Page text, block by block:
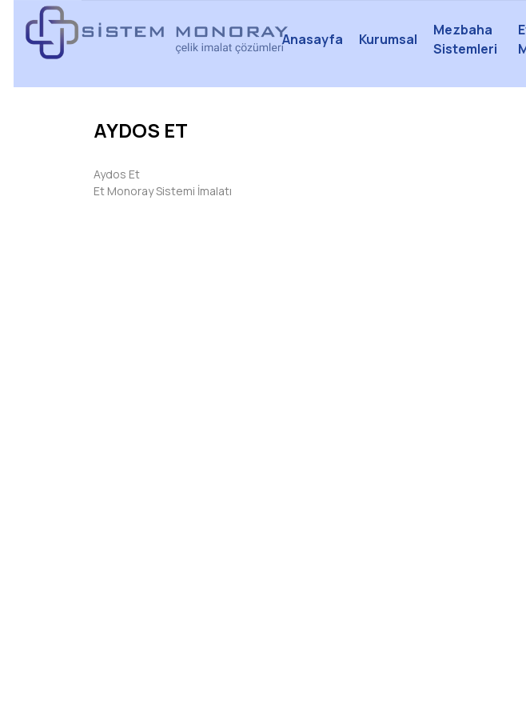
AYDOS ET
Aydos Et
Et Monoray Sistemi İmalatı
Anasayfa Kurumsal
Mezbaha
Sistemleri